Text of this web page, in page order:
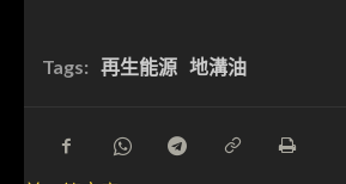
Tags: 再生能源 地溝油